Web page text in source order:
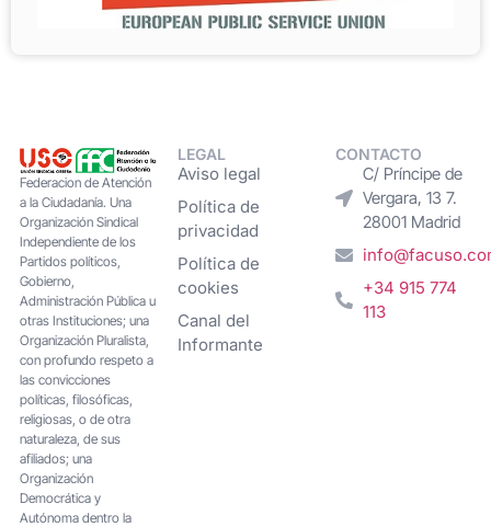
Federacion de Atención
a la Ciudadanía. Una
Organización Sindical
Independiente de los
Partidos políticos,
Gobierno,
Administración Pública u
otras Instituciones; una
Organización Pluralista,
con profundo respeto a
las convicciones
políticas, filosóficas,
religiosas, o de otra
naturaleza, de sus
afiliados; una
Organización
Democrática y
Autónoma dentro la
LEGAL
Aviso legal
Política de
privacidad
Política de
cookies
Canal del
Informante
CONTACTO
C/ Príncipe de
Vergara, 13 7.
28001 Madrid
+34 915 774
113